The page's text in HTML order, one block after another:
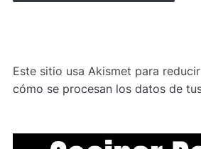
Este sitio usa Akismet para
cómo se procesan los datos de